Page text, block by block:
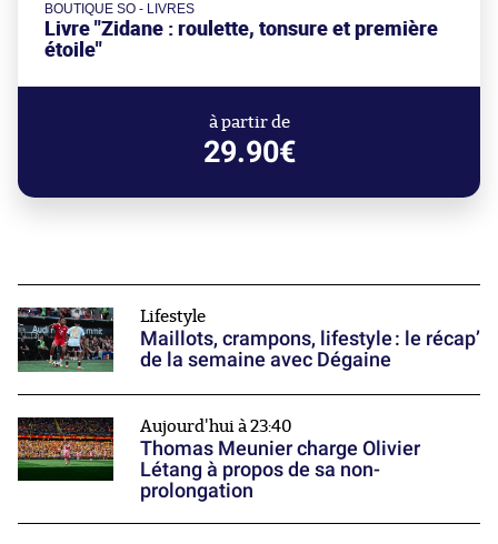
BOUTIQUE SO - LIVRES
Livre "Zidane : roulette, tonsure et première
étoile"
à partir de
29.90€
Lifestyle
Maillots, crampons, lifestyle : le récap’
de la semaine avec Dégaine
Aujourd'hui à 23:40
Thomas Meunier charge Olivier
Létang à propos de sa non-
prolongation